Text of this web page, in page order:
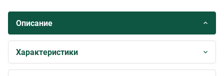
Описание
Характеристики